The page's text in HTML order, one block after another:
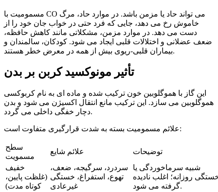
مسمومیت با CO می تواند حاد یا مزمن باشد. در موارد حاد، مرگ
خاموش رخ می دهد، جایی که فرد حتی در خواب جان خود را از
دست می دهد. در موارد مزمن، مشکلاتی مانند کاهش حافظه،
ضعف عضلانی و اختلالات قلبی ایجاد می شود. کودکان، سالمندان و
بیماران قلبی-ریوی بیش از همه در معرض خطر هستند.
تأثیر مونوکسید کربن بر بدن
این گاز با هموگلوبین خون ترکیب شده و ماده ای به نام کربوکسی
هموگلوبین می سازد. این ترکیب مانع انتقال اکسیژن می شود و بدن
دچار خفگی داخلی می گردد.
علائم مسمومیت بسته به شدت قرارگیری متفاوت است:
سطح
مسمویت
علائم شایع
توضیحات
خفیف
(غلظت پایین،
کوتاه مدت)
سردرد، سرگیجه، ضعف،
تهوع، استفراغ، خستگی
غیرعادی
شبیه سرماخوردگی یا
روزانه؛ اغلب نادیده
گرفته می شود.